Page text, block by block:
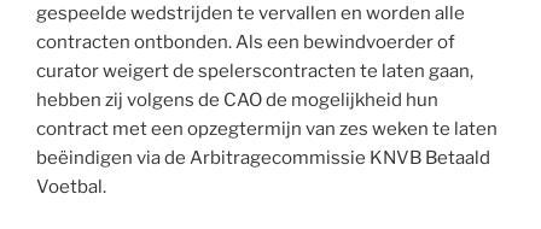
gespeelde wedstrijden te vervallen en worden alle
contracten ontbonden. Als een bewindvoerder of
curator weigert de spelerscontracten te laten gaan,
hebben zij volgens de CAO de mogelijkheid hun
contract met een opzegtermijn van zes weken te laten
beëindigen via de Arbitragecommissie KNVB Betaald
Voetbal.